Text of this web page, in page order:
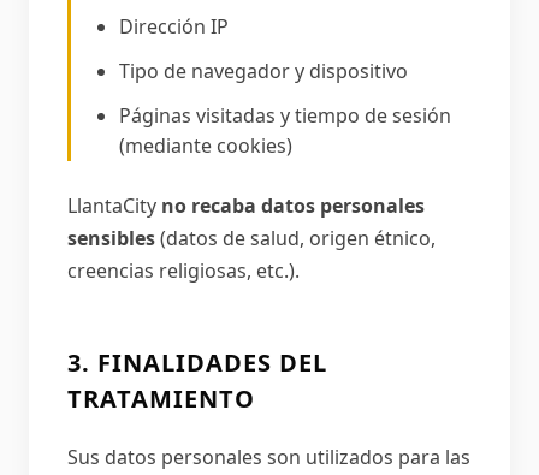
Dirección IP
Tipo de navegador y dispositivo
Páginas visitadas y tiempo de sesión
(mediante cookies)
LlantaCity no recaba datos personales
sensibles(datos de salud, origen étnico,
creencias religiosas, etc.).
3. FINALIDADES DEL
TRATAMIENTO
Sus datos personales son utilizados para las